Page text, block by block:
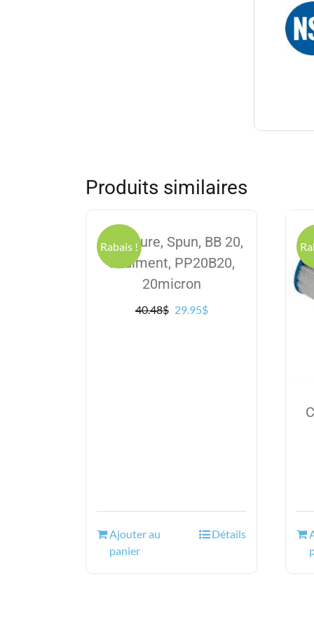
Produits similaires
Rabais !
Excelpure, Spun, BB 20,
Sédiment, PP20B20,
20micron
40.48$ Le
29.95$Le
Ajouter au
panier
Détails